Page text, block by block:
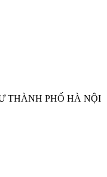
THÀNH PHỐ HÀ NỘI